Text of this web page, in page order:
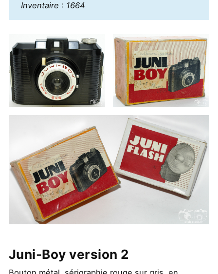
Inventaire : 1664
Juni-Boy version 2